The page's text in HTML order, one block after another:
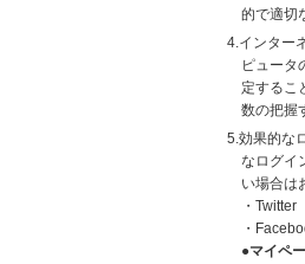
的で適切
4.インター
ピュータ
定するこ
数の把握
5.効果的な
なログイ
い場合は
・Twitter
・
●マイペ